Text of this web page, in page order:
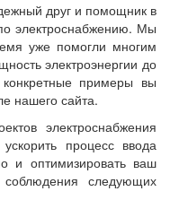
друг и помощник в
электроснабжению. Мы
уже помогли многим
электроэнергии до
примеры вы
нашего сайта.
электроснабжения
процесс ввода
и оптимизировать ваш
следующих